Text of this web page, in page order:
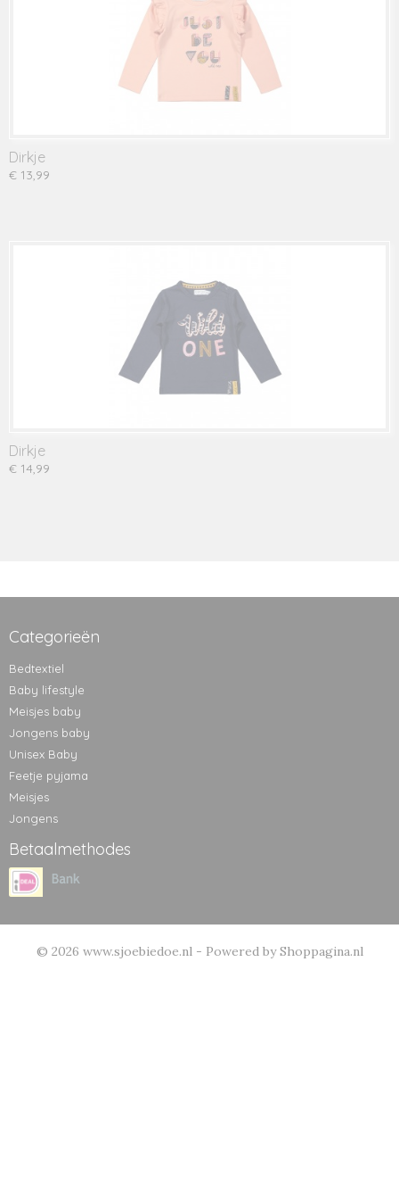
Dirkje
€ 13,99
Dirkje
€ 14,99
Categorieën
Bedtextiel
Baby lifestyle
Meisjes baby
Jongens baby
Unisex Baby
Feetje pyjama
Meisjes
Jongens
Betaalmethodes
© 2026 www.sjoebiedoe.nl - Powered by Shoppagina.nl